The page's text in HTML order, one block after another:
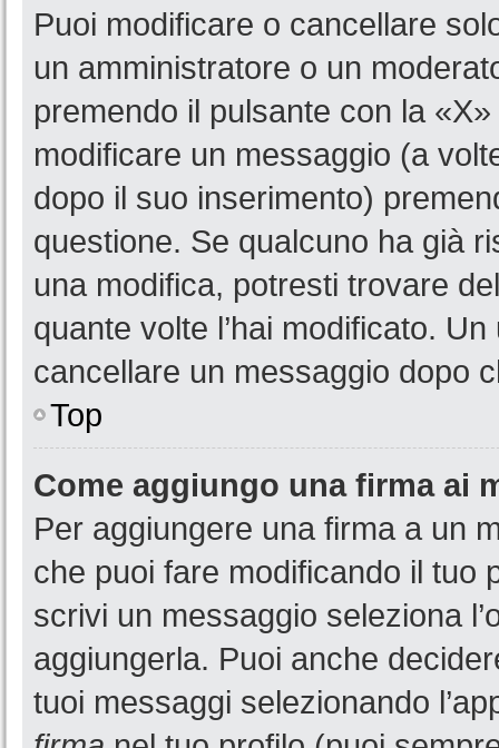
Puoi modificare o cancellare
un amministratore o un
premendo il pulsante con la
modificare un messaggio (a
dopo il suo inserimento)
questione. Se qualcuno ha già
una modifica, potresti trovare
quante volte l’hai modificato.
cancellare un messaggio dopo
Top
Come aggiungo una firma ai
Per aggiungere una firma a un
che puoi fare modificando il tuo
scrivi un messaggio seleziona
aggiungerla. Puoi anche
tuoi messaggi selezionando